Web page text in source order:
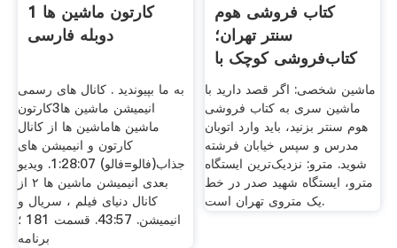
کارتون ماشین ها 1
دوبله فارسی
به ما بپیوندید . کانال های رسمی
انیمیشن ماشین ها3کارتون
ماشین هاماشین ها از کانال
کارتون و انیمیشن های
جذاب(فالو=فالو) 1:28:07. ویدیو
بعدی انیمیشن ماشین ها ۲ از
کانال دنیای فیلم ، سریال و
انیمیشن. 43:57. قسمت 181 ؛
برنامه
کتاب فروشی هوم‌
سنتر تهران؛
کتاب‌فروشی کوچک با
قفسه‌هایی
ماشین شخصی: اگر قصد دارید با
ماشین سری به کتاب فروشی
هوم سنتر بزنید، باید وارد اتوبان
مدرس و سپس خیابان فرشته
شوید. مترو: نزدیک‌ترین ایستگاه
مترو، ایستگاه شهید صدر در خط
یک متروی تهران است.